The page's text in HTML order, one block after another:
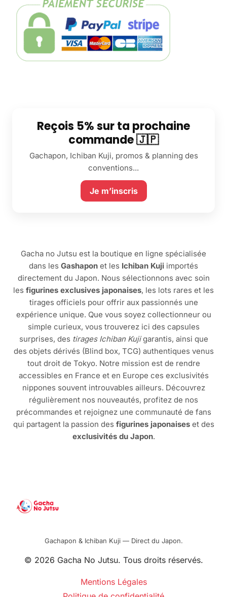
Reçois 5% sur ta prochaine
commande 🇯🇵
Gachapon, Ichiban Kuji, promos & planning des
conventions...
Je m’inscris
Gacha no Jutsu est la boutique en ligne spécialisée
dans les Gashapon et les Ichiban Kuji importés
directement du Japon. Nous sélectionnons avec soin
les figurines exclusives japonaises, les lots rares et les
tirages officiels pour offrir aux passionnés une
expérience unique. Que vous soyez collectionneur ou
simple curieux, vous trouverez ici des capsules
surprises, des tirages Ichiban Kujigarantis, ainsi que
des objets dérivés (Blind box, TCG) authentiques venus
tout droit de Tokyo. Notre mission est de rendre
accessibles en France et en Europe ces exclusivités
nippones souvent introuvables ailleurs. Découvrez
régulièrement nos nouveautés, profitez de nos
précommandes et rejoignez une communauté de fans
qui partagent la passion des figurines japonaiseset des
exclusivités du Japon.
Gachapon & Ichiban Kuji — Direct du Japon.
© 2026 Gacha No Jutsu. Tous droits réservés.
Mentions Légales